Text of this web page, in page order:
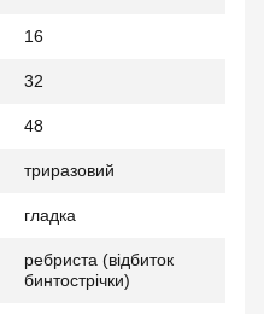
16
32
48
триразовий
гладка
ребриста (відбиток
бинтострічки)